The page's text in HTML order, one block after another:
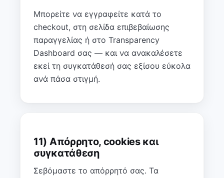
Μπορείτε να εγγραφείτε κατά το
checkout, στη σελίδα επιβεβαίωσης
παραγγελίας ή στο Transparency
Dashboard σας — και να ανακαλέσετε
εκεί τη συγκατάθεσή σας εξίσου εύκολα
ανά πάσα στιγμή.
11) Απόρρητο, cookies και
συγκατάθεση
Σεβόμαστε το απόρρητό σας. Τα